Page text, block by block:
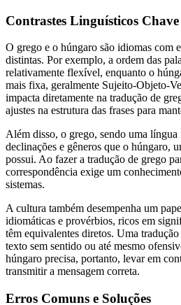
Contrastes Linguísticos Chave
O grego e o húngaro são idiomas com
distintas. Por exemplo, a ordem das
relativamente flexível, enquanto o
mais fixa, geralmente Sujeito-Objeto-
impacta diretamente na tradução de
ajustes na estrutura das frases para
Além disso, o grego, sendo uma língua
declinações e gêneros que o húngaro,
possui. Ao fazer a tradução de grego
correspondência exige um
sistemas.
A cultura também desempenha um
idiomáticas e provérbios, ricos em
têm equivalentes diretos. Uma
texto sem sentido ou até mesmo
húngaro precisa, portanto, levar em
transmitir a mensagem correta.
Erros Comuns e Soluções